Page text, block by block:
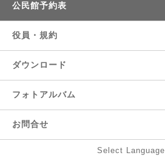
公民館予約表
役員・規約
ダウンロード
フォトアルバム
お問合せ
Select Language